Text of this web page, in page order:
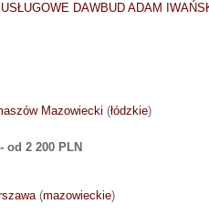
DAWBUD ADAM
Mazowiecki (łódzkie)
- od 2 200 PLN
(mazowieckie)